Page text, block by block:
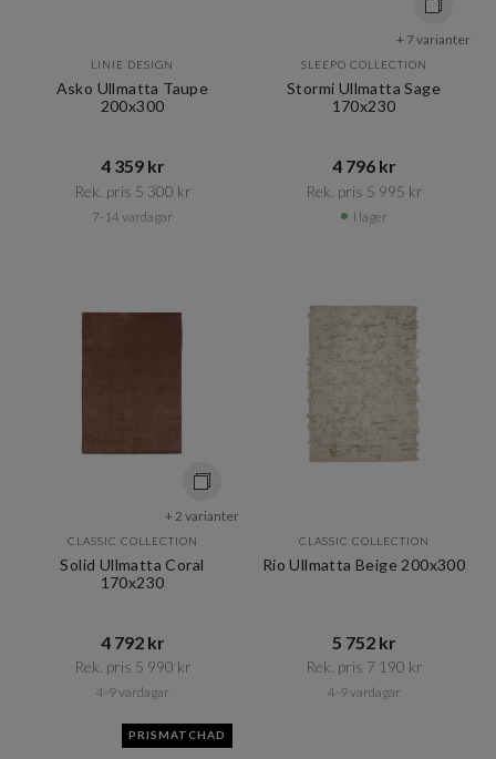
LINIE DESIGN
Asko Ullmatta Taupe
200x300
4 359 kr​​
Rek. pris 5 300 kr​​
7-14 vardagar
+ 7 varianter
SLEEPO COLLECTION
Stormi Ullmatta Sage
170x230
4 796 kr​​
Rek. pris 5 995 kr​​
I lager
+ 2 varianter
CLASSIC COLLECTION
Solid Ullmatta Coral
170x230
4 792 kr​​
Rek. pris 5 990 kr​​
4-9 vardagar
CLASSIC COLLECTION
Rio Ullmatta Beige 200x300
5 752 kr​​
Rek. pris 7 190 kr​​
4-9 vardagar
PRISMATCHAD